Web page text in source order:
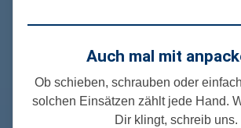
Auch mal mit
Ob schieben, schrauben oder
solchen Einsätzen zählt jede Hand.
Dir klingt, schreib uns.